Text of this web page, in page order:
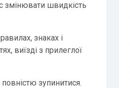
змінювати швидкість
знаках і
виїзді з прилеглої
зупинитися.